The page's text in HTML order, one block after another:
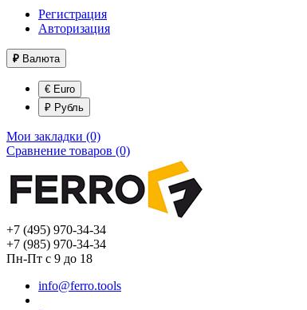
Регистрация
Авторизация
₽ Валюта
€ Euro
₽ Рубль
Мои закладки (0)
Сравнение товаров (0)
+7 (495) 970-34-34
+7 (985) 970-34-34
Пн-Пт с 9 до 18
info@ferro.tools